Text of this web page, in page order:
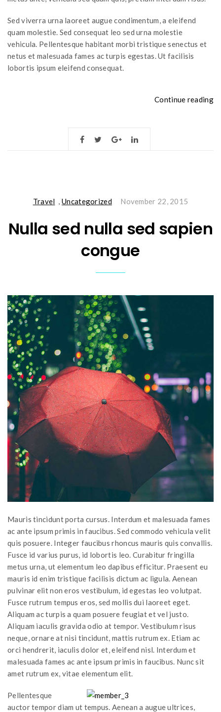
Sed viverra urna laoreet augue condimentum, a eleifend
quam molestie. Sed consequat leo sed urna molestie
vehicula. Pellentesque habitant morbi tristique senectus et
netus et malesuada fames ac turpis egestas. Ut facilisis
lobortis ipsum eleifend consequat.
Continue reading
Travel ,Uncategorized November 22, 2015
Nulla sed nulla sed sapien
congue
Mauris tincidunt porta cursus. Interdum et malesuada fames
ac ante ipsum primis in faucibus. Sed commodo vehicula velit
quis posuere. Integer faucibus rhoncus mauris quis convallis.
Fusce id varius purus, id lobortis leo. Curabitur fringilla
metus urna, ut elementum leo dapibus efficitur. Praesent eu
mauris id enim tristique facilisis dictum ac ligula. Aenean
pulvinar elit non eros vestibulum, id egestas leo volutpat.
Fusce rutrum tempus eros, sed mollis dui laoreet eget.
Aliquam ac turpis a quam posuere feugiat et vel justo.
Aliquam iaculis gravida odio at tempor. Vestibulum risus
neque, ornare at nisi tincidunt, mattis rutrum ex. Etiam ac
orci hendrerit, iaculis dolor et, eleifend nisl. Interdum et
malesuada fames ac ante ipsum primis in faucibus. Nunc sit
amet rutrum ex, vitae elementum elit.
Pellentesque
auctor tempor diam ut tempus. Aenean a augue ultrices,